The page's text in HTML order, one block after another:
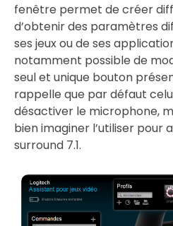
fenêtre permet de créer
d’obtenir des paramètres
ses jeux ou de ses
notamment possible de
seul et unique bouton
rappelle que par défaut
désactiver le microphone,
bien imaginer l’utiliser pour
surround 7.1.